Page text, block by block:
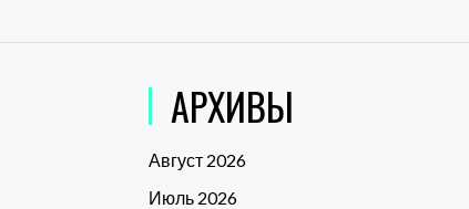
АРХИВЫ
Август 2026
Июль 2026